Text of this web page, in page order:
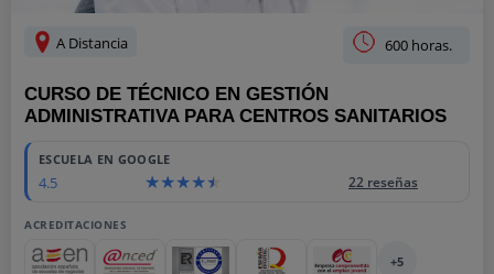
A Distancia 600 horas.
CURSO DE TÉCNICO EN GESTIÓN
ADMINISTRATIVA PARA CENTROS SANITARIOS
ESCUELA EN GOOGLE
4.5 22 reseñas
ACREDITACIONES
+5